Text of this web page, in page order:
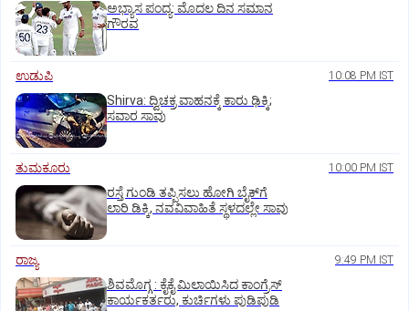
ಅಭ್ಯಾಸ ಪಂದ್ಯ: ಮೊದಲ ದಿನ ಸಮಾನ
ಗೌರವ
ಉಡುಪಿ 10:08 PM IST
Shirva: ದ್ವಿಚಕ್ರ ವಾಹನಕ್ಕೆ ಕಾರು ಢಿಕ್ಕಿ;
ಸವಾರ ಸಾವು
ತುಮಕೂರು 10:00 PM IST
ರಸ್ತೆ ಗುಂಡಿ ತಪ್ಪಿಸಲು ಹೋಗಿ ಬೈಕ್‌ಗೆ
ಲಾರಿ ಡಿಕ್ಕಿ, ನವವಿವಾಹಿತೆ ಸ್ಥಳದಲ್ಲೇ ಸಾವು
ರಾಜ್ಯ 9:49 PM IST
ಶಿವಮೊಗ್ಗ : ಕೈಕೈ ಮಿಲಾಯಿಸಿದ ಕಾಂಗ್ರೆಸ್
ಕಾರ್ಯಕರ್ತರು, ಕುರ್ಚಿಗಳು ಪುಡಿಪುಡಿ